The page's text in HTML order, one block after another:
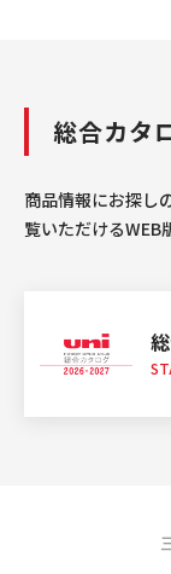
総合カタ
商品情報にお探し
覧いただけるWEB